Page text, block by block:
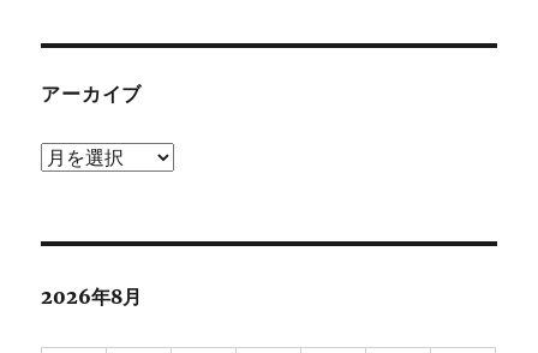
ー
アーカイブ
ア
ブ
2026年8月